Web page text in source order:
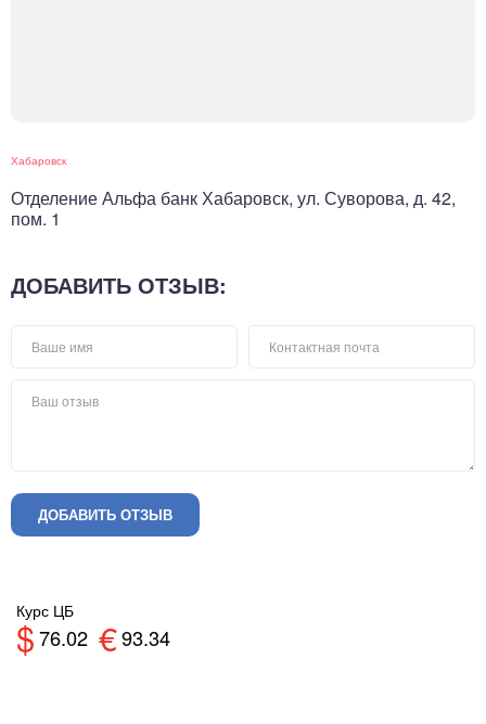
Хабаровск
Отделение Альфа банк Хабаровск, ул. Суворова, д. 42,
пом. 1
ДОБАВИТЬ ОТЗЫВ:
ДОБАВИТЬ ОТЗЫВ
Курс ЦБ
$76.02 €93.34